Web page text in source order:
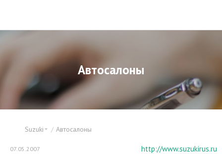
Автосалоны
Suzuki Автосалоны
07.05.2007 http://www.suzukirus.ru